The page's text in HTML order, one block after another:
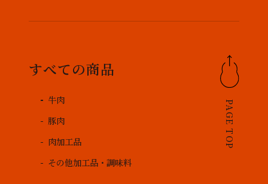
すべての商品
牛肉
豚肉
肉加工品
その他加工品・調味料
PAGE TOP